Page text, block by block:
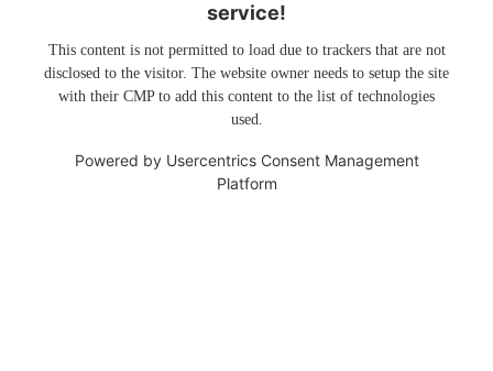
service!
This content is not permitted to load due to trackers that are not
disclosed to the visitor. The website owner needs to setup the site
with their CMP to add this content to the list of technologies
used.
Powered by Usercentrics Consent Management
Platform